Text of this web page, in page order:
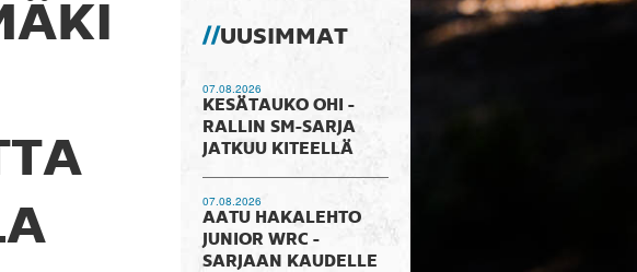
UUSIMMAT
07.08.2026
KESÄTAUKO OHI -
RALLIN SM-SARJA
JATKUU KITEELLÄ
07.08.2026
AATU HAKALEHTO
JUNIOR WRC -
SARJAAN KAUDELLE